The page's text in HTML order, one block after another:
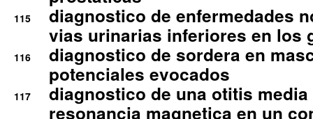
115
diagnostico de enfermedades
vias urinarias inferiores en los
116
diagnostico de sordera en
potenciales evocados
117
diagnostico de una otitis
resonancia magnetica en un